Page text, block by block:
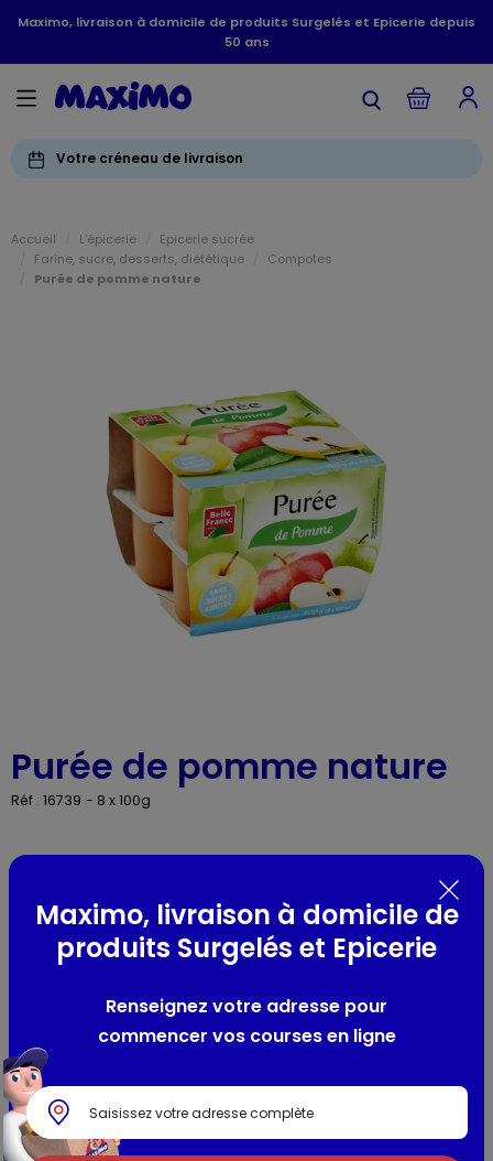
Maximo, livraison à domicile de produits Surgelés et Epicerie depuis
50 ans
Votre créneau de livraison
Accueil L'épicerie
Epicerie sucrée
Farine, sucre, desserts, diététique
Compotes
Purée de pomme nature
Purée de pomme nature
Réf : 16739 - 8 x 100g
Maximo, livraison à domicile de
produits Surgelés et Epicerie
Renseignez votre adresse pour
commencer vos courses en ligne